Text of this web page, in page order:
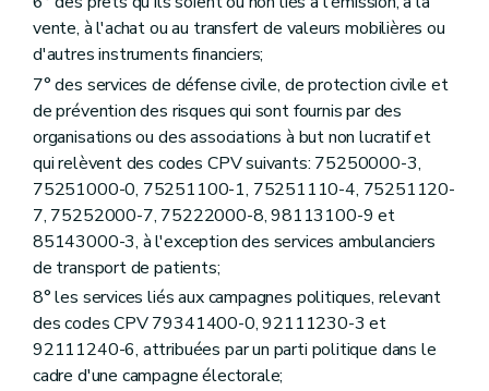
vente, à l'achat ou au transfert de valeurs mobilières ou
d'autres instruments financiers;
7° des services de défense civile, de protection civile et
de prévention des risques qui sont fournis par des
organisations ou des associations à but non lucratif et
qui relèvent des codes CPV suivants: 75250000-3,
75251000-0, 75251100-1, 75251110-4, 75251120-
7, 75252000-7, 75222000-8, 98113100-9 et
85143000-3, à l'exception des services ambulanciers
de transport de patients;
8° les services liés aux campagnes politiques, relevant
des codes CPV 79341400-0, 92111230-3 et
92111240-6, attribuées par un parti politique dans le
cadre d'une campagne électorale;